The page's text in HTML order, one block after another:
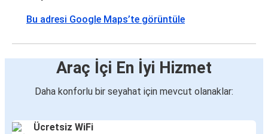
Bu adresi Google Maps’te görüntüle
Araç İçi En İyi Hizmet
Daha konforlu bir seyahat için mevcut olanaklar:
Ücretsiz WiFi